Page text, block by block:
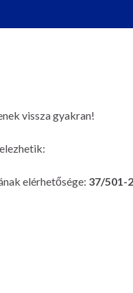
vissza gyakran!
elérhetősége: 37/501-